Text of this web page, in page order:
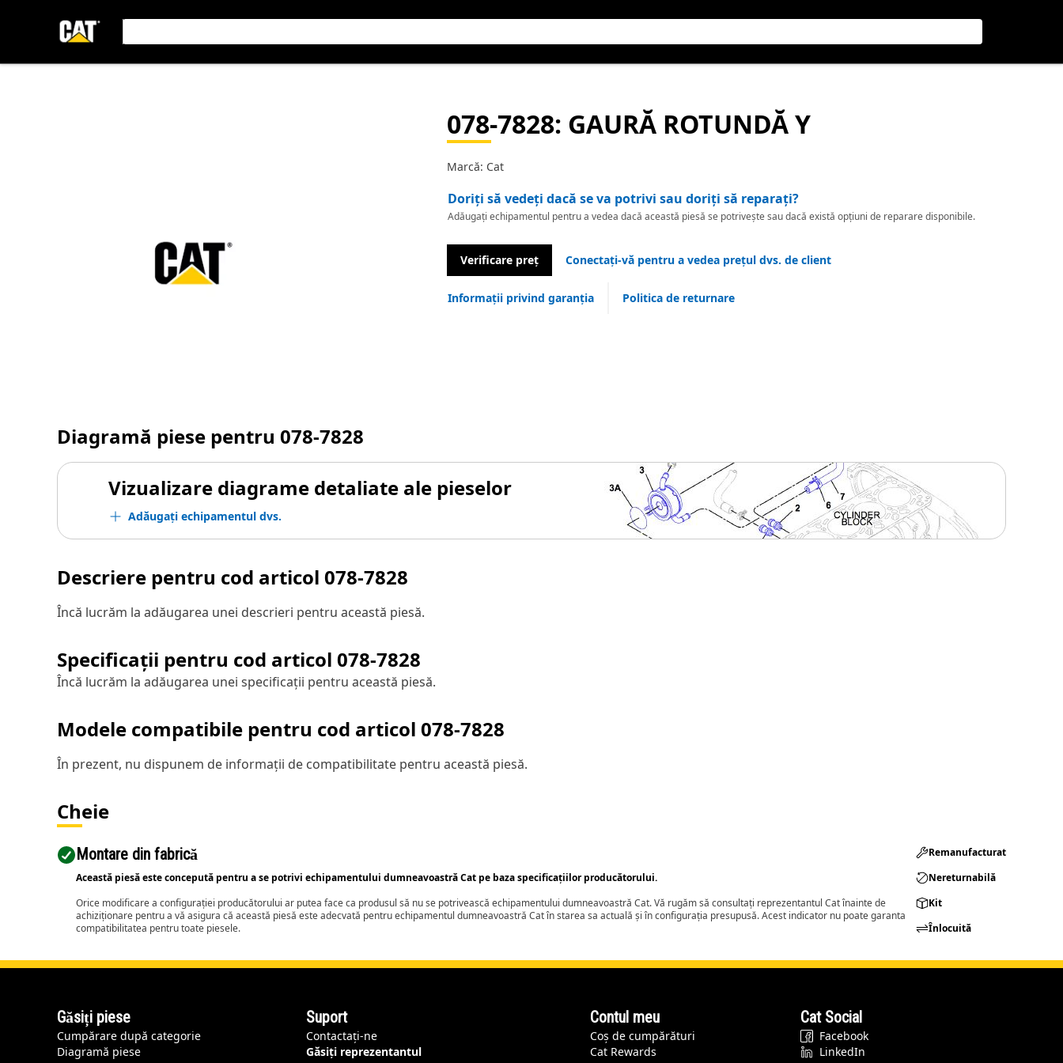
078-7828: GAURĂ ROTUNDĂ Y
Marcă: Cat
Doriți să vedeți dacă se va potrivi sau doriți să reparați?
Adăugați echipamentul pentru a vedea dacă această piesă se potrivește sau dacă există opțiuni de reparare disponibile.
Verificare preț Conectați-vă pentru a vedea prețul dvs. de client
Informații privind garanția Politica de returnare
Diagramă piese pentru 078-7828
Vizualizare diagrame detaliate ale pieselor
Adăugați echipamentul dvs.
Descriere pentru cod articol 078-7828
Încă lucrăm la adăugarea unei descrieri pentru această piesă.
Specificații pentru cod articol 078-7828
Încă lucrăm la adăugarea unei specificații pentru această piesă.
Modele compatibile pentru cod articol 078-7828
În prezent, nu dispunem de informații de compatibilitate pentru această piesă.
Cheie
Montare din fabrică
Această piesă este concepută pentru a se potrivi echipamentului dumneavoastră Cat pe baza specificațiilor producătorului.
Orice modificare a configurației producătorului ar putea face ca produsul să nu se potrivească echipamentului dumneavoastră Cat. Vă rugăm să consultați reprezentantul Cat înainte de
achiziționare pentru a vă asigura că această piesă este adecvată pentru echipamentul dumneavoastră Cat în starea sa actuală și în configurația presupusă. Acest indicator nu poate garanta
compatibilitatea pentru toate piesele.
Remanufacturat​
Nereturnabilă
Kit
Înlocuită
Găsiți piese
Cumpărare după categorie
Diagramă piese
Suport
Contactați-ne
Găsiți reprezentantul
Contul meu
Coș de cumpărături
Cat Rewards
Cat Social
Facebook
LinkedIn